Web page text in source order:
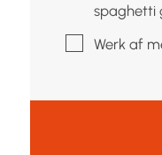
spaghetti
▢Werk af